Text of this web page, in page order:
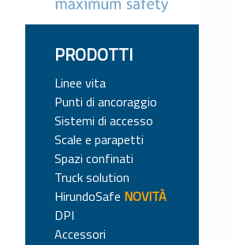
PRODOTTI
Linee vita
Punti di ancoraggio
Sistemi di accesso
Scale e parapetti
Spazi confinati
Truck solution
HirundoSafe NOVITÀ
DPI
Accessori